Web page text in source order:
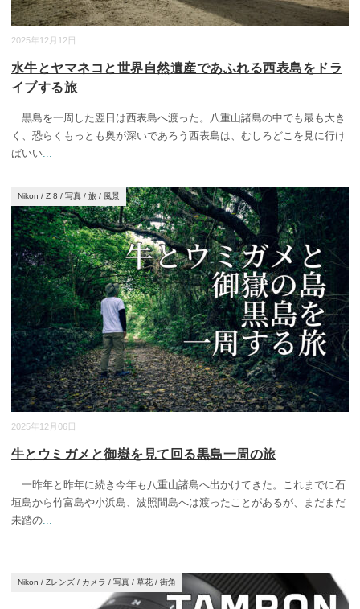
2025年12月12日
水牛とヤマネコと世界自然遺産であふれる西表島をドラ
イブする旅
黒島を一周した翌日は西表島へ渡った。八重山諸島の中でも最も大き
く、恐らくもっとも奥が深いであろう西表島は、むしろどこを見に行け
ばいい...
2025年12月06日
Nikon / Z 8 / 写真 / 旅 / 風景
牛とウミガメと御嶽を見て回る黒島一周の旅
一昨年と昨年に続き今年も八重山諸島へ出かけてきた。これまでに石
垣島から竹富島や小浜島、波照間島へは渡ったことがあるが、まだまだ
未踏の...
Nikon / Zレンズ / カメラ / 写真 / 草花 / 街角